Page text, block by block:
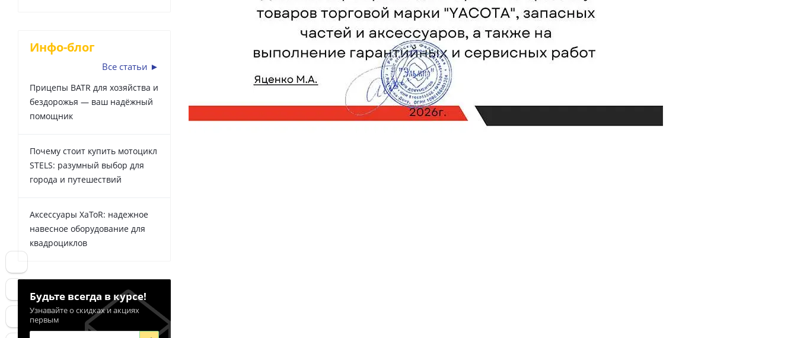
Инфо-блог
Все статьи ►
Прицепы BATR для хозяйства и
бездорожья — ваш надёжный
помощник
Почему стоит купить мотоцикл
STELS: разумный выбор для
города и путешествий
Аксессуары XaToR: надежное
навесное оборудование для
квадроциклов
Будьте всегда в курсе!
Узнавайте о скидках и акциях
первым